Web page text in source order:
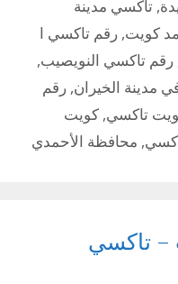
, تاكسي مدينة
كويت, رقم تاكسي ا
رقم تاكسي النويصيب,
مدينة الخيران, رقم
تاكسي, كويت
, محافظة الأحمدي
– تاكسي